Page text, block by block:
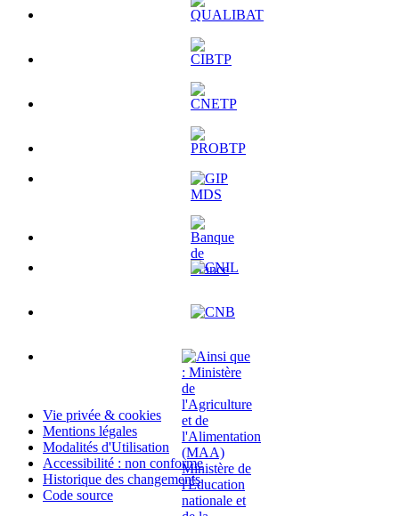
Vie privée & cookies
Mentions légales
Modalités d'Utilisation
Accessibilité : non conforme
Historique des changements
Code source